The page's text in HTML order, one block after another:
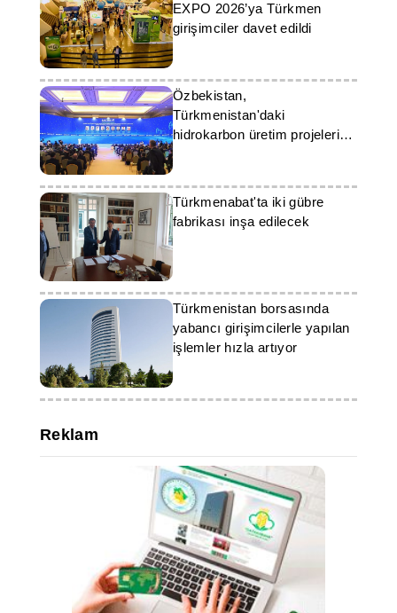
EXPO 2026’ya Türkmen
girişimciler davet edildi
Özbekistan,
Türkmenistan'daki
hidrokarbon üretim projelerine
katılmaya hazır
Türkmenabat'ta iki gübre
fabrikası inşa edilecek
Türkmenistan borsasında
yabancı girişimcilerle yapılan
işlemler hızla artıyor
Reklam